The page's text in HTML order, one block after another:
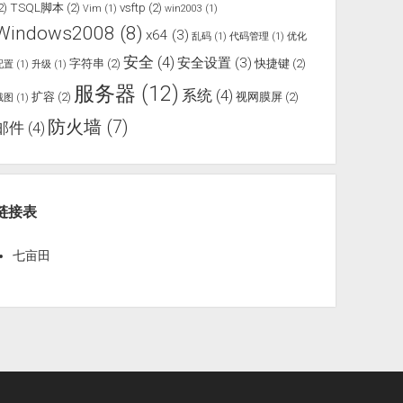
TSQL脚本 (2) Vim (1) vsftp (2) win2003 (1)
(8) x64 (3) 乱码 (1) 代码管理 (1) 优化
置 (1) 升级 (1) 字符串 (2) 安全 (4) 安全设置 (3) 快捷键 (2)
图 (1) 扩容 (2) 服务器 (12) 系统 (4) 视网膜屏 (2)
件 (4) 防火墙 (7)
接表
七亩田